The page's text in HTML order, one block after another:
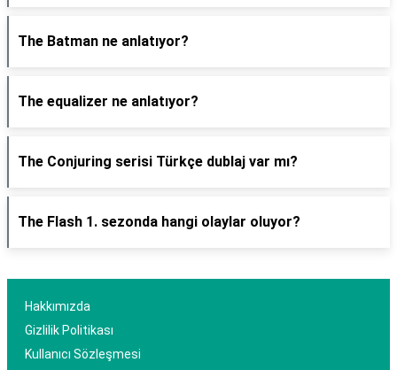
The Batman ne anlatıyor?
The equalizer ne anlatıyor?
The Conjuring serisi Türkçe dublaj var mı?
The Flash 1. sezonda hangi olaylar oluyor?
Hakkımızda
Gizlilik Politikası
Kullanıcı Sözleşmesi